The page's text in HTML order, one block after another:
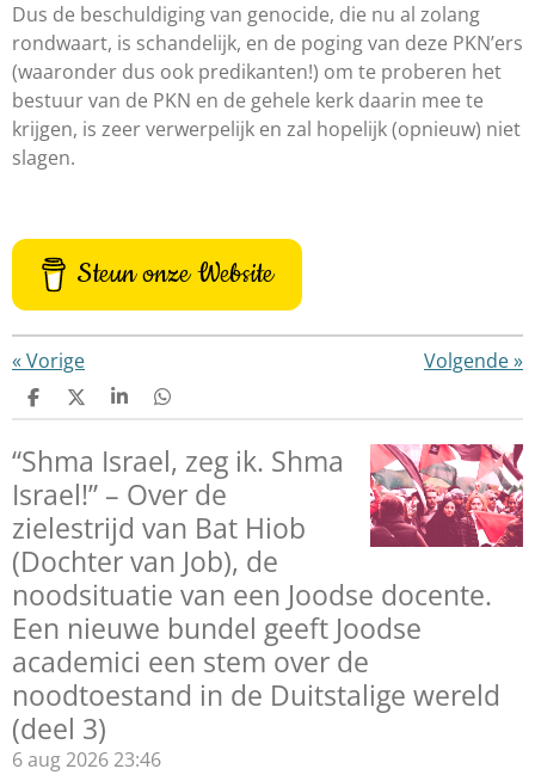
Dus de beschuldiging van genocide, die nu al zolang
rondwaart, is schandelijk, en de poging van deze PKN’ers
(waaronder dus ook predikanten!) om te proberen het
bestuur van de PKN en de gehele kerk daarin mee te
krijgen, is zeer verwerpelijk en zal hopelijk (opnieuw) niet
slagen.
Steun onze Website
«Vorige Volgende»
D
e
e
D
e
l
S
h
r
D
e
e
“Shma Israel, zeg ik. Shma
Israel!” – Over de
zielestrijd van Bat Hiob
(Dochter van Job), de
noodsituatie van een Joodse docente.
Een nieuwe bundel geeft Joodse
academici een stem over de
noodtoestand in de Duitstalige wereld
(deel 3)
6 aug 2026 23:46